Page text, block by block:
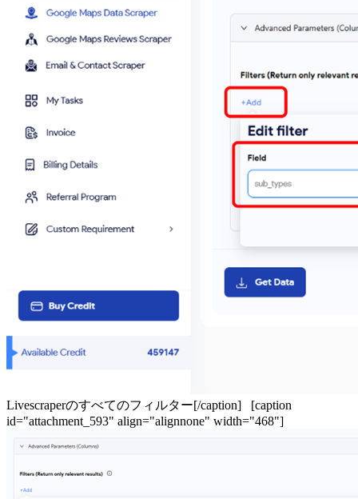
Livescraperのすべてのフィルター[/caption] [caption
id="attachment_593" align="alignnone" width="468"]